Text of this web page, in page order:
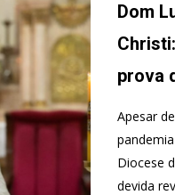
Dom
prova
Apesar
Diocese
devida